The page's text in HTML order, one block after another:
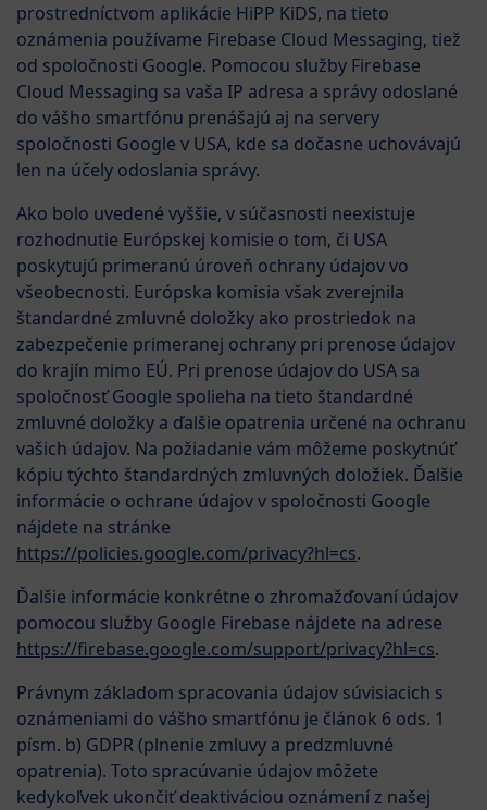
prostredníctvom aplikácie HiPP KiDS, na tieto
oznámenia používame Firebase Cloud Messaging, tiež
od spoločnosti Google. Pomocou služby Firebase
Cloud Messaging sa vaša IP adresa a správy odoslané
do vášho smartfónu prenášajú aj na servery
spoločnosti Google v USA, kde sa dočasne uchovávajú
len na účely odoslania správy.
Ako bolo uvedené vyššie, v súčasnosti neexistuje
rozhodnutie Európskej komisie o tom, či USA
poskytujú primeranú úroveň ochrany údajov vo
všeobecnosti. Európska komisia však zverejnila
štandardné zmluvné doložky ako prostriedok na
zabezpečenie primeranej ochrany pri prenose údajov
do krajín mimo EÚ. Pri prenose údajov do USA sa
spoločnosť Google spolieha na tieto štandardné
zmluvné doložky a ďalšie opatrenia určené na ochranu
vašich údajov. Na požiadanie vám môžeme poskytnúť
kópiu týchto štandardných zmluvných doložiek. Ďalšie
informácie o ochrane údajov v spoločnosti Google
nájdete na stránke
https://policies.google.com/privacy?hl=cs.
Ďalšie informácie konkrétne o zhromažďovaní údajov
pomocou služby Google Firebase nájdete na adrese
https://firebase.google.com/support/privacy?hl=cs.
Právnym základom spracovania údajov súvisiacich s
oznámeniami do vášho smartfónu je článok 6 ods. 1
písm. b) GDPR (plnenie zmluvy a predzmluvné
opatrenia). Toto spracúvanie údajov môžete
kedykoľvek ukončiť deaktiváciou oznámení z našej